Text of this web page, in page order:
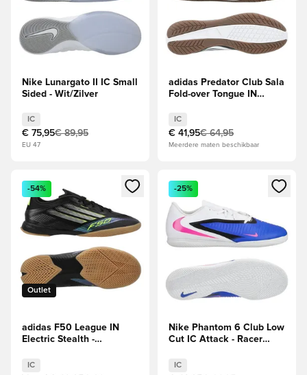
Nike Lunargato II IC Small
Sided - Wit/Zilver
IC
€ 75,95€ 89,95
EU 47
adidas Predator Club Sala
Fold-over Tongue IN
Zwart/Wit/Helder rood
IC
€ 41,95€ 64,95
Meerdere maten beschikbaar
Opent een venster om in te loggen of je aan te melden als
Outlet
-54%
adidas F50 League IN
Electric Stealth -
IC
Opent een venster om in te
-25%
Nike Phantom 6 Club Low
Cut IC Attack - Racer
IC